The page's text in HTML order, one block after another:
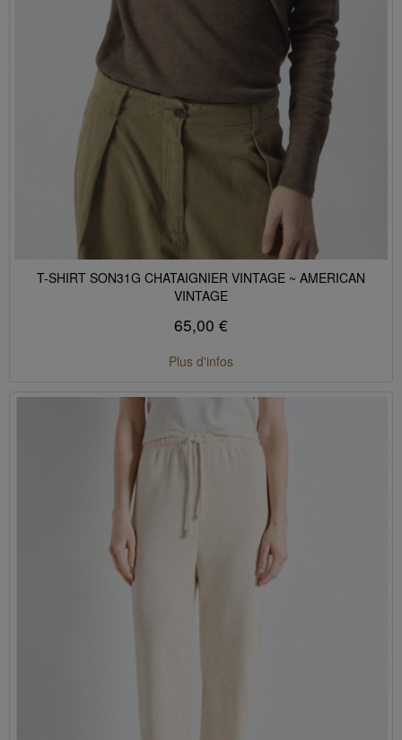
T-SHIRT SON31G CHATAIGNIER VINTAGE ~ AMERICAN
VINTAGE
65,00 €
Plus d'infos